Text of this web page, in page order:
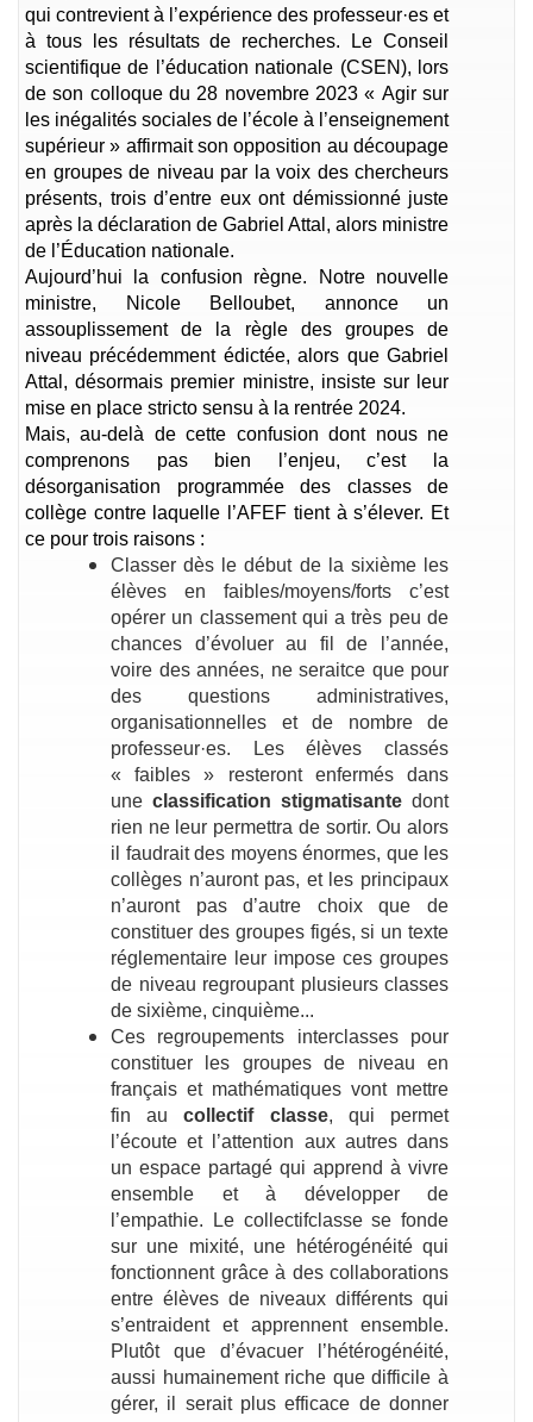
qui contrevient à l’expérience des professeur·es et
à tous les résultats de recherches. Le Conseil
scientifique de l’éducation nationale (CSEN), lors
de son colloque du 28 novembre 2023 « Agir sur
les inégalités sociales de l’école à l’enseignement
supérieur » affirmait son opposition au découpage
en groupes de niveau par la voix des chercheurs
présents, trois d’entre eux ont démissionné juste
après la déclaration de Gabriel Attal, alors ministre
de l’Éducation nationale.
Aujourd’hui la confusion règne. Notre nouvelle
ministre, Nicole Belloubet, annonce un
assouplissement de la règle des groupes de
niveau précédemment édictée, alors que Gabriel
Attal, désormais premier ministre, insiste sur leur
mise en place stricto sensu à la rentrée 2024.
Mais, au-delà de cette confusion dont nous ne
comprenons pas bien l’enjeu, c’est la
désorganisation programmée des classes de
collège contre laquelle l’AFEF tient à s’élever. Et
ce pour trois raisons :
Classer dès le début de la sixième les
élèves en faibles/moyens/forts c’est
opérer un classement qui a très peu de
chances d’évoluer au fil de l’année,
voire des années, ne seraitce que pour
des questions administratives,
organisationnelles et de nombre de
professeur·es. Les élèves classés
« faibles » resteront enfermés dans
une classification stigmatisante dont
rien ne leur permettra de sortir. Ou alors
il faudrait des moyens énormes, que les
collèges n’auront pas, et les principaux
n’auront pas d’autre choix que de
constituer des groupes figés, si un texte
réglementaire leur impose ces groupes
de niveau regroupant plusieurs classes
de sixième, cinquième...
Ces regroupements interclasses pour
constituer les groupes de niveau en
français et mathématiques vont mettre
fin aucollectif classe, qui permet
l’écoute et l’attention aux autres dans
un espace partagé qui apprend à vivre
ensemble et à développer de
l’empathie. Le collectifclasse se fonde
sur une mixité, une hétérogénéité qui
fonctionnent grâce à des collaborations
entre élèves de niveaux différents qui
s’entraident et apprennent ensemble.
Plutôt que d’évacuer l’hétérogénéité,
aussi humainement riche que difficile à
gérer, il serait plus efficace de donner